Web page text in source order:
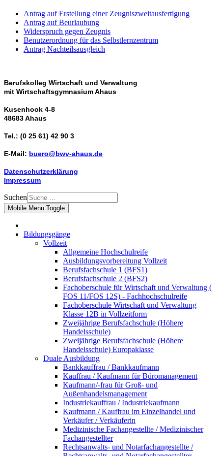
Antrag auf Erstellung einer Zeugniszweitausfertigung
Antrag auf Beurlaubung
Widerspruch gegen Zeugnis
Benutzerordnung für das Selbstlernzentrum
Antrag Nachteilsausgleich
Berufskolleg Wirtschaft und Verwaltung
mit Wirtschaftsgymnasium Ahaus
Kusenhook 4-8
48683 Ahaus
Tel.: (0 25 61) 42 90 3
E-Mail: buero@bwv-ahaus.de
Datenschutzerklärung
Impressum
Suchen
Mobile Menu Toggle
Bildungsgänge
Vollzeit
Allgemeine Hochschulreife
Ausbildungsvorbereitung Vollzeit
Berufsfachschule 1 (BFS1)
Berufsfachschule 2 (BFS2)
Fachoberschule für Wirtschaft und Verwaltung (
FOS 11/FOS 12S) - Fachhochschulreife
Fachoberschule Wirtschaft und Verwaltung
Klasse 12B in Vollzeitform
Zweijährige Berufsfachschule (Höhere
Handelsschule)
Zweijährige Berufsfachschule (Höhere
Handelsschule) Europaklasse
Duale Ausbildung
Bankkauffrau / Bankkaufmann
Kauffrau / Kaufmann für Büromanagement
Kaufmann/-frau für Groß- und
Außenhandelsmanagement
Industriekauffrau / Industriekaufmann
Kaufmann / Kauffrau im Einzelhandel und
Verkäufer / Verkäuferin
Medizinische Fachangestellte / Medizinischer
Fachangestellter
Rechtsanwalts- und Notarfachangestellte /